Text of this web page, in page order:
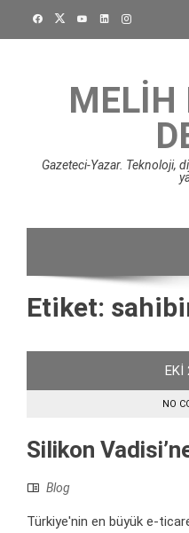
MELIH
Gazeteci-Yazar. Teknoloji,
Etiket:
EKI
NO
Silikon
Blog
Türkiye'nin en büyük e-